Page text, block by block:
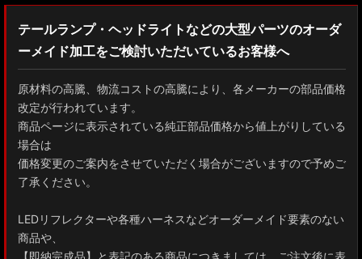
テールランプ・ヘッドライトなどの大型パーツのオーダ
ーメイド加工をご検討いただいているお客様へ
原材料の高騰、物流コストの高騰により、各メーカーの部品価格
改定が行われています。
商品ページに表示されている純正部品価格から値上がりしている
場合は
価格変更のご案内をさせていただく場合がございますので予めご
了承ください。
LEDリフレクターや各種ハーネスなどオーダーメイド要素のない
商品や、
【即納完成品】と表記のある商品につきましては、ご注文後に表